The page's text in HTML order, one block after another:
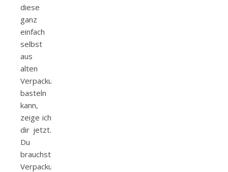
diese
ganz
einfach
selbst
aus
alten
Verpackungen
basteln
kann,
zeige ich
dir jetzt.
Du
brauchst:
Verpackung